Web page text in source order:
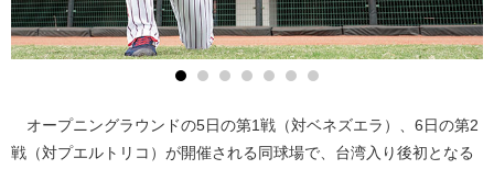
オープニングラウンドの5日の第1戦（対ベネズエラ）、6日の第2
戦（対プエルトリコ）が開催される同球場で、台湾入り後初となる